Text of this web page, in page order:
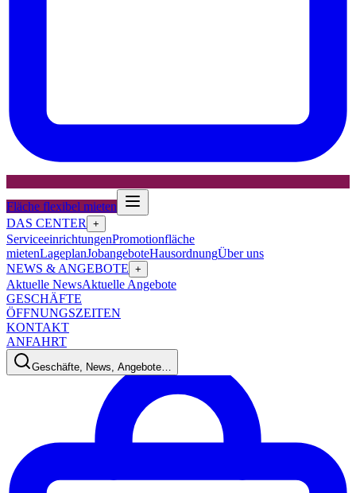
Fläche flexibel mieten
DAS CENTER
+
ServiceeinrichtungenPromotionfläche
mietenLageplanJobangeboteHausordnungÜber uns
NEWS & ANGEBOTE +
Aktuelle NewsAktuelle Angebote
GESCHÄFTE
ÖFFNUNGSZEITEN
KONTAKT
ANFAHRT
Geschäfte, News, Angebote…